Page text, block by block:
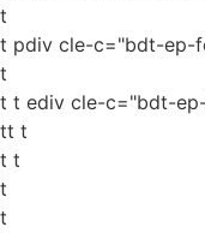
t
t pdiv cle-c="bdt-ep-
t
t t ediv cle-c="bdt-
tt t
t t
t
t